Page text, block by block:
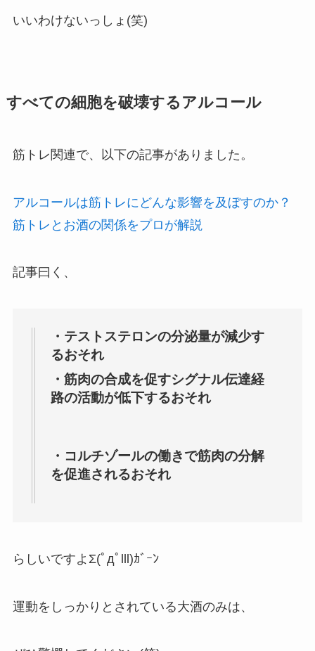
いいわけないっしょ(笑)
すべての細胞を破壊するアルコール
筋トレ関連で、以下の記事がありました。
アルコールは筋トレにどんな影響を及ぼすのか？
筋トレとお酒の関係をプロが解説
記事曰く、
・テストステロンの分泌量が減少す
るおそれ
・筋肉の合成を促すシグナル伝達経
路の活動が低下するおそれ
・コルチゾールの働きで筋肉の分解
を促進されるおそれ
らしいですよΣ(ﾟдﾟlll)ｶﾞｰﾝ
運動をしっかりとされている大酒のみは、